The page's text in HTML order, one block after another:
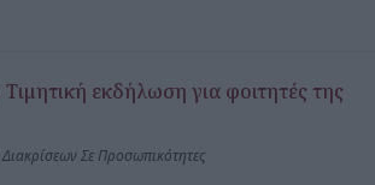
εκδήλωση για φοιτητές της
Σε Προσωπικότητες